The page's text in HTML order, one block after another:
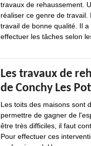
travaux de rehaussement.
réaliser ce genre de
travail de bonne qualité. Il
effectuer les tâches selon
Les travaux de
de Conchy Les
Les toits des maisons sont
permettre de gagner de
être très difficiles, il faut
Pour effectuer ces